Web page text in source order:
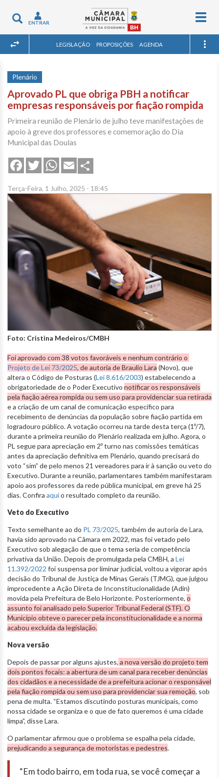
Toggle
navigation
ENTRAR
LEGISLAÇÃO PROPOSIÇÕES AGENDA
Plenário
Aprovado PL que obriga PBH a notificar
empresas responsáveis por fiação rompida
Primeira reunião de Plenário de julho teve manifestações de
apoio à greve dos professores e comemoração do Dia
Municipal das Doulas
FacebookTwitterWhatsApp
Email
Terça-Feira, 1 Julho, 2025 - 18:45
Foto: Cristina Medeiros/CMBH
Foi aprovado com 38 votos favoráveis e nenhum contrário o
Projeto de Lei 73/2025, de autoria de Braulio Lara (Novo), que
altera o Código de Posturas (Lei 8.616/2003) estabelecendo a
obrigatoriedade de o Poder Executivo notificar os responsáveis
pela fiação aérea rompida ou sem uso para providenciar sua retirada
e a criação de um canal de comunicação específico para
recebimento de denúncias da população sobre fiação partida em
logradouro público. A votação ocorreu na tarde desta terça (1º/7),
durante a primeira reunião do Plenário realizada em julho. Agora, o
PL segue para apreciação em 2º turno nas comissões temáticas
antes da apreciação definitiva em Plenário, quando precisará do
voto “sim” de pelo menos 21 vereadores para ir à sanção ou veto do
Executivo. Durante a reunião, parlamentares também manifestaram
apoio aos professores da rede pública municipal, em greve há 25
dias. Confira aquio resultado completo da reunião.
Veto do Executivo
Texto semelhante ao do PL 73/2025, também de autoria de Lara,
havia sido aprovado na Câmara em 2022, mas foi vetado pelo
Executivo sob alegação de que o tema seria de competência
privativa da União. Depois de promulgada pela CMBH, a Lei
11.392/2022 foi suspensa por liminar judicial, voltou a vigorar após
decisão do Tribunal de Justiça de Minas Gerais (TJMG), que julgou
improcedente a Ação Direta de Inconstitucionalidade (Adin)
movida pela Prefeitura de Belo Horizonte. Posteriormente, o
assunto foi analisado pelo Superior Tribunal Federal (STF). O
Município obteve o parecer pela inconstitucionalidade e a norma
acabou excluída da legislação.
Nova versão
Depois de passar por alguns ajustes, a nova versão do projeto tem
dois pontos focais: a abertura de um canal para receber denúncias
dos cidadãos e a necessidade de a prefeitura acionar o responsável
pela fiação rompida ou sem uso para providenciar sua remoção, sob
pena de multa. “Estamos discutindo posturas municipais, como
nossa cidade se organiza e o que de fato queremos é uma cidade
limpa”, disse Lara.
O parlamentar afirmou que o problema se espalha pela cidade,
prejudicando a segurança de motoristas e pedestres.
“Em todo bairro, em toda rua, se você começar a